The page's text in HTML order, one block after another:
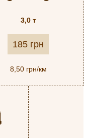
3,0 т
185 грн
8,50 грн/км